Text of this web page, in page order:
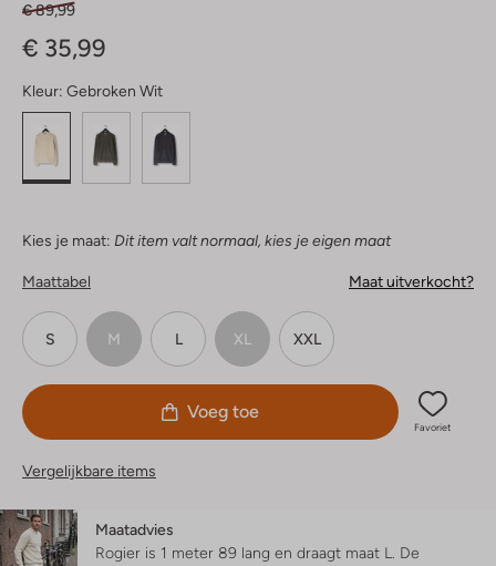
€ 89,99
€ 35,99
Kleur: Gebroken Wit
Kies je maat: Dit item valt normaal, kies je eigen maat
Maattabel Maat uitverkocht?
S M L XL XXL
Voeg toe
Favoriet
Vergelijkbare items
Maatadvies
Rogier is 1 meter 89 lang en draagt maat L. De